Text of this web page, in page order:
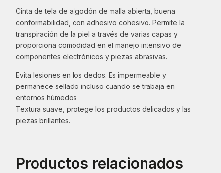
Cinta de tela de algodón de malla abierta, buena
conformabilidad, con adhesivo cohesivo. Permite la
transpiración de la piel a través de varias capas y
proporciona comodidad en el manejo intensivo de
componentes electrónicos y piezas abrasivas.
Evita lesiones en los dedos. Es impermeable y
permanece sellado incluso cuando se trabaja en
entornos húmedos
Textura suave, protege los productos delicados y las
piezas brillantes.
Productos relacionados